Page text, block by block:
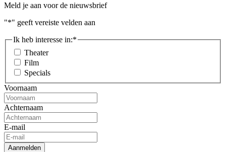
Meld je aan voor de nieuwsbrief
"*" geeft vereiste velden aan
Ik heb interesse in:*
Theater
Film
Specials
Voornaam
Achternaam
E-mail
Aanmelden